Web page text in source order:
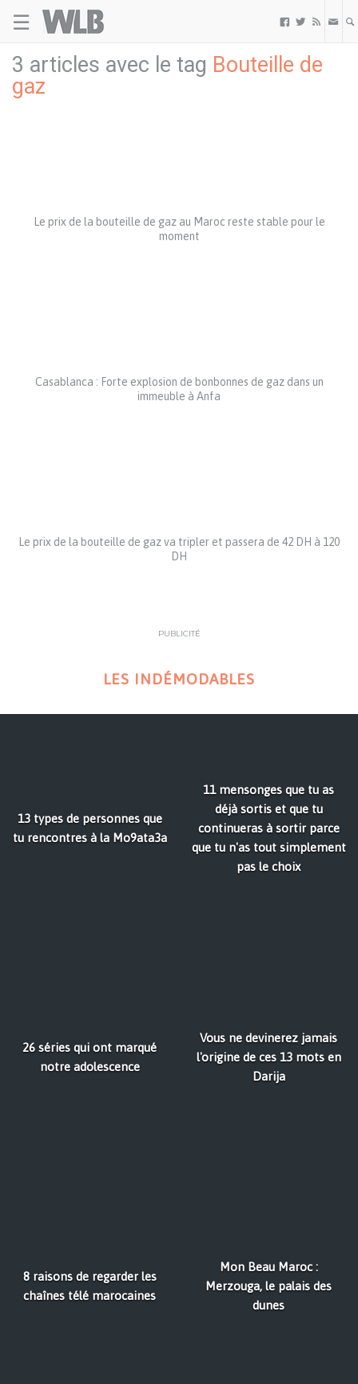
☰   
3 articles avec le tag Bouteille de
gaz
Le prix de la bouteille de gaz au Maroc reste stable pour le
moment
Casablanca : Forte explosion de bonbonnes de gaz dans un
immeuble à Anfa
Le prix de la bouteille de gaz va tripler et passera de 42 DH à 120
DH
PUBLICITÉ
LES INDÉMODABLES
13 types de personnes que
tu rencontres à la Mo9ata3a
11 mensonges que tu as
déjà sortis et que tu
continueras à sortir parce
que tu n'as tout simplement
pas le choix
26 séries qui ont marqué
notre adolescence
Vous ne devinerez jamais
l'origine de ces 13 mots en
Darija
8 raisons de regarder les
chaînes télé marocaines
Mon Beau Maroc :
Merzouga, le palais des
dunes